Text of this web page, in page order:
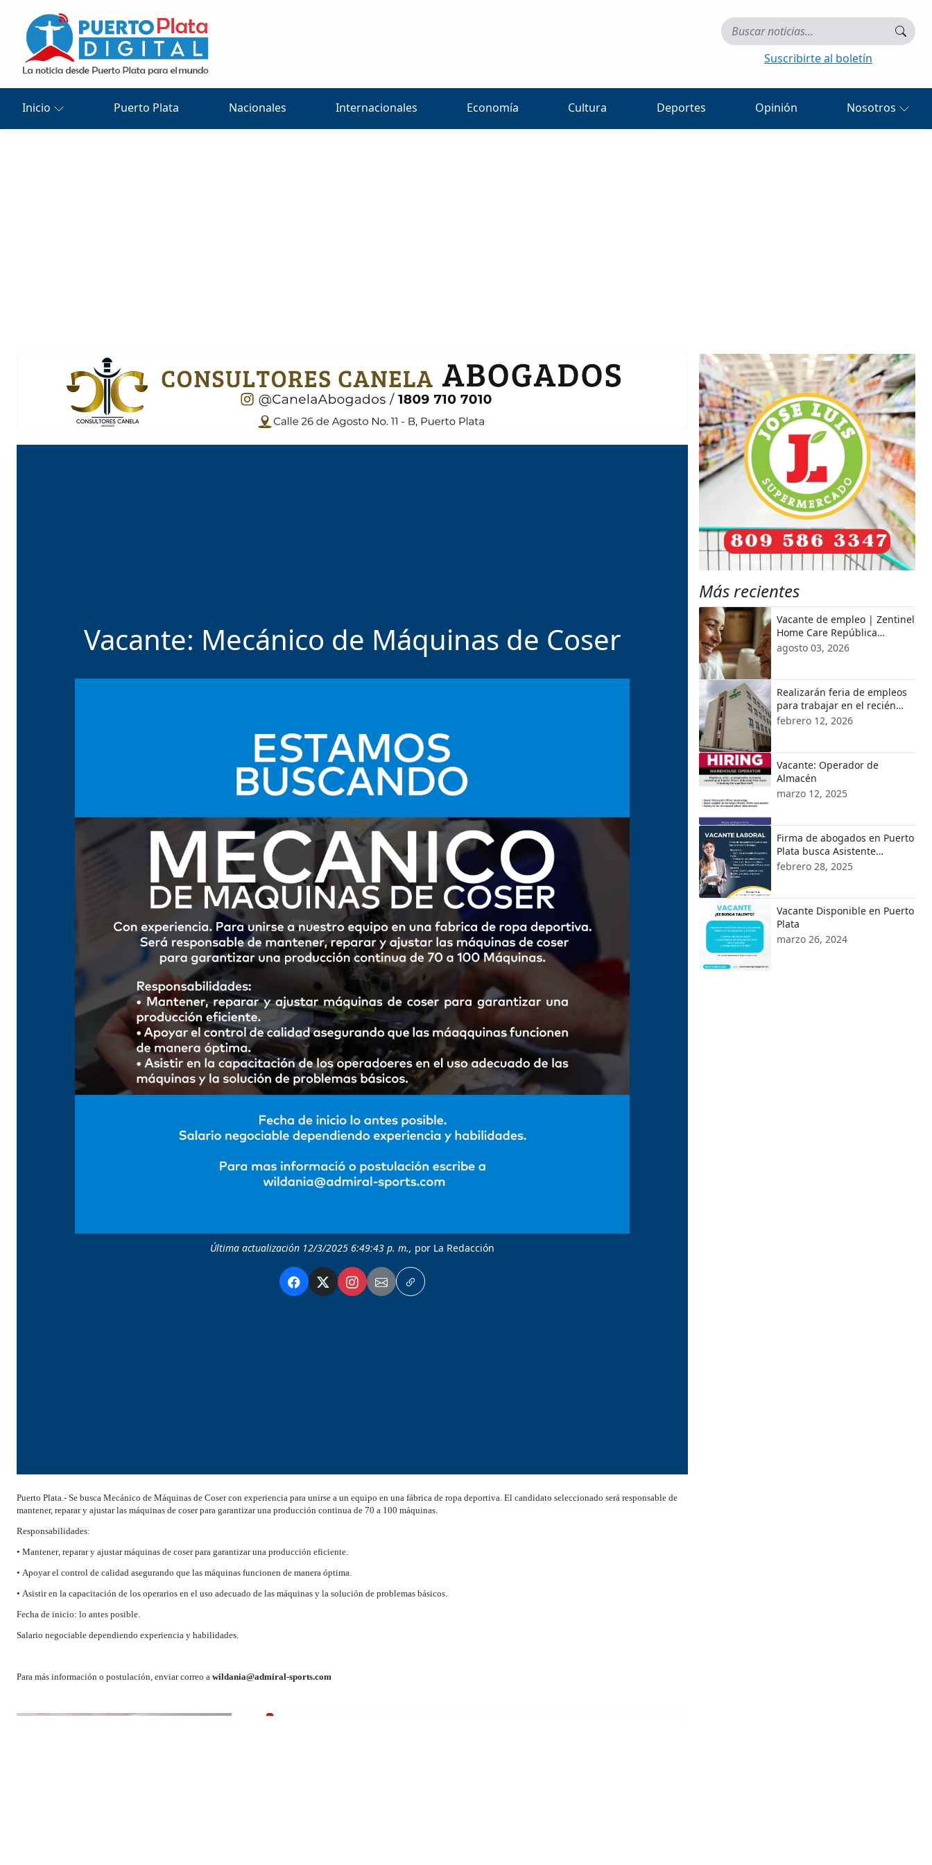
Suscribirte al boletín
Inicio Puerto Plata Nacionales Internacionales Economía Cultura Deportes Opinión Nosotros
Vacante: Mecánico de Máquinas de Coser
Última actualización 12/3/2025 6:49:43 p. m., por La Redacción
Puerto Plata.- Se busca Mecánico de Máquinas de Coser con experiencia para unirse a un equipo en una fábrica de ropa deportiva. El candidato seleccionado será responsable de
mantener, reparar y ajustar las máquinas de coser para garantizar una producción continua de 70 a 100 máquinas.
Responsabilidades:
• Mantener, reparar y ajustar máquinas de coser para garantizar una producción eficiente.
• Apoyar el control de calidad asegurando que las máquinas funcionen de manera óptima.
• Asistir en la capacitación de los operarios en el uso adecuado de las máquinas y la solución de problemas básicos.
Fecha de inicio: lo antes posible.
Salario negociable dependiendo experiencia y habilidades.
Para más información o postulación, enviar correo a wildania@admiral-sports.com
Más recientes
Vacante de empleo | Zentinel
Home Care República
Dominicana
agosto 03, 2026
Realizarán feria de empleos
para trabajar en el recién
inaugurado Hotel Holiday Inn
febrero 12, 2026
Vacante: Operador de
Almacén
marzo 12, 2025
Firma de abogados en Puerto
Plata busca Asistente
Bilingüe
febrero 28, 2025
Vacante Disponible en Puerto
Plata
marzo 26, 2024